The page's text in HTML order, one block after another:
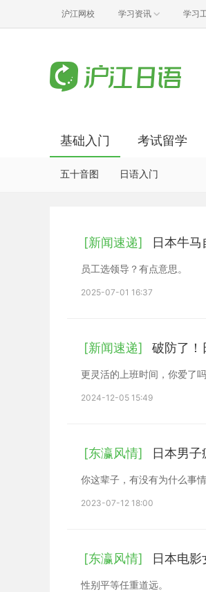
沪江网校 学习资讯 学习
基础入门 考试留学
五十音图 日语入门
[新闻速递] 日本牛
员工选领导？有点意思。
2025-07-01 16:37
[新闻速递] 破防了！
更灵活的上班时间，你爱了
2024-12-05 15:49
[东瀛风情] 日本男
你这辈子，有没有为什么事
2023-07-12 18:00
[东瀛风情] 日本电
性别平等任重道远。